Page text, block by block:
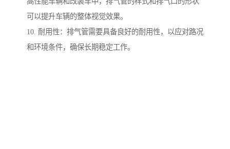
可以提升车辆的整体视觉效果。
10. 耐用性：排气管需要具备良好的耐用性，以应对路况
和环境条件，确保长期稳定工作。